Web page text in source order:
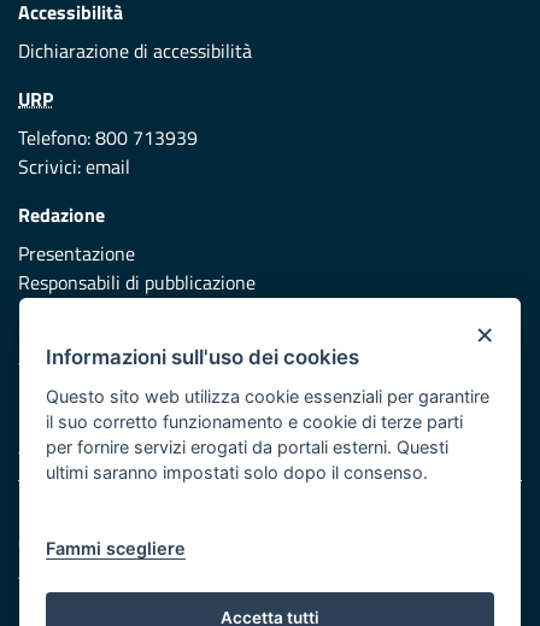
Accessibilità
Dichiarazione di accessibilità
URP
Telefono: 800 713939
Scrivici:email
Redazione
Presentazione
Responsabili di pubblicazione
Vai al sito di Protezione Civile Puglia
Iniziativa finanziata con risorse del POR Puglia 2014/2020 -
Asse XI
Cookie e privacy
Atti di notifica
Feed RSS
×
Informazioni sull'uso dei cookies
Questo sito web utilizza cookie essenziali per garantire
il suo corretto funzionamento e cookie di terze parti
per fornire servizi erogati da portali esterni. Questi
ultimi saranno impostati solo dopo il consenso.
Fammi scegliere
Accetta tutti